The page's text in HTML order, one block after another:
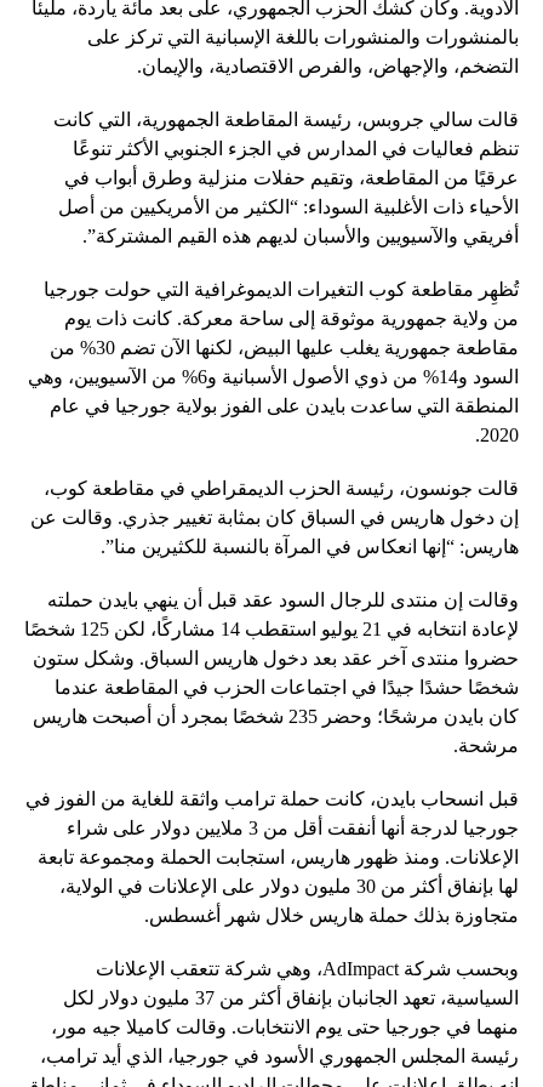
الأدوية. وكان كشك الحزب الجمهوري، على بعد مائة ياردة، مليئاً
بالمنشورات والمنشورات باللغة الإسبانية التي تركز على
التضخم، والإجهاض، والفرص الاقتصادية، والإيمان.
قالت سالي جروبس، رئيسة المقاطعة الجمهورية، التي كانت
تنظم فعاليات في المدارس في الجزء الجنوبي الأكثر تنوعًا
عرقيًا من المقاطعة، وتقيم حفلات منزلية وطرق أبواب في
الأحياء ذات الأغلبية السوداء: “الكثير من الأمريكيين من أصل
أفريقي والآسيويين والأسبان لديهم هذه القيم المشتركة”.
تُظهِر مقاطعة كوب التغيرات الديموغرافية التي حولت جورجيا
من ولاية جمهورية موثوقة إلى ساحة معركة. كانت ذات يوم
مقاطعة جمهورية يغلب عليها البيض، لكنها الآن تضم 30% من
السود و14% من ذوي الأصول الأسبانية و6% من الآسيويين، وهي
المنطقة التي ساعدت بايدن على الفوز بولاية جورجيا في عام
2020.
قالت جونسون، رئيسة الحزب الديمقراطي في مقاطعة كوب،
إن دخول هاريس في السباق كان بمثابة تغيير جذري. وقالت عن
هاريس: “إنها انعكاس في المرآة بالنسبة للكثيرين منا”.
وقالت إن منتدى للرجال السود عقد قبل أن ينهي بايدن حملته
لإعادة انتخابه في 21 يوليو استقطب 14 مشاركًا، لكن 125 شخصًا
حضروا منتدى آخر عقد بعد دخول هاريس السباق. وشكل ستون
شخصًا حشدًا جيدًا في اجتماعات الحزب في المقاطعة عندما
كان بايدن مرشحًا؛ وحضر 235 شخصًا بمجرد أن أصبحت هاريس
مرشحة.
قبل انسحاب بايدن، كانت حملة ترامب واثقة للغاية من الفوز في
جورجيا لدرجة أنها أنفقت أقل من 3 ملايين دولار على شراء
الإعلانات. ومنذ ظهور هاريس، استجابت الحملة ومجموعة تابعة
لها بإنفاق أكثر من 30 مليون دولار على الإعلانات في الولاية،
متجاوزة بذلك حملة هاريس خلال شهر أغسطس.
وبحسب شركة AdImpact، وهي شركة تتعقب الإعلانات
السياسية، تعهد الجانبان بإنفاق أكثر من 37 مليون دولار لكل
منهما في جورجيا حتى يوم الانتخابات. وقالت كاميلا جيه مور،
رئيسة المجلس الجمهوري الأسود في جورجيا، الذي أيد ترامب،